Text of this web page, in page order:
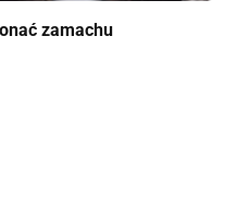
zamachu